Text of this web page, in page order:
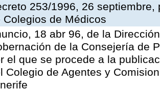
253/1996, 26
Colegios de Médicos
18 abr 96, de la
de la Consejería de
el que se procede a la
Colegio de Agentes y